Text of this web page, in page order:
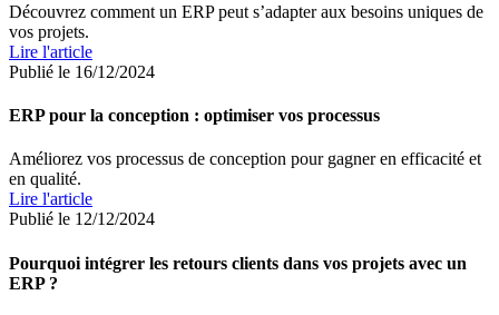
Découvrez comment un ERP peut s’adapter aux besoins uniques de
vos projets.
Lire l'article
Publié le 16/12/2024
ERP pour la conception : optimiser vos processus
Améliorez vos processus de conception pour gagner en efficacité et
en qualité.
Lire l'article
Publié le 12/12/2024
Pourquoi intégrer les retours clients dans vos projets avec un
ERP ?